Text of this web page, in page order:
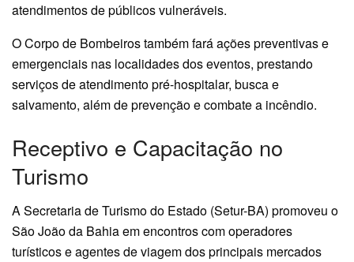
atendimentos de públicos vulneráveis.
O Corpo de Bombeiros também fará ações preventivas e
emergenciais nas localidades dos eventos, prestando
serviços de atendimento pré-hospitalar, busca e
salvamento, além de prevenção e combate a incêndio.
Receptivo e Capacitação no
Turismo
A Secretaria de Turismo do Estado (Setur-BA) promoveu o
São João da Bahia em encontros com operadores
turísticos e agentes de viagem dos principais mercados